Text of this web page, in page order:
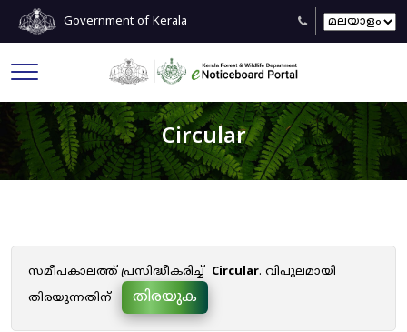
Government of Kerala
Circular
സമീപകാലത്ത് പ്രസിദ്ധീകരിച്ച് Circular. വിപുലമായി
തിരയുന്നതിന്
തിരയുക